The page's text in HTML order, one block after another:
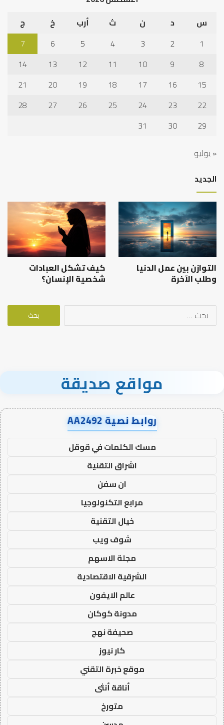
س
د ن ث أرب خ
ج
1
2
3
4
5
6
7
8
9
10
11
12
13
14
15
16
17
18
19
20
21
22
23
24
25
26
27
28
29
30
31
« يوليو
الجديد
التوازن بين عمل الدنيا
وطلب الآخرة
كيف تشكل العبادات
شخصية الإنسان؟
البحث
مواقع صديقة
روابط نصية AA2492
مسك الكلمات في قوقل
اشراق التقنية
ان سفن
مرابع التكنولوجيا
خيال التقنية
شوف ويب
مجلة الاسهم
الشرقية الاقتصادية
عالم الايفون
مدونة كوكان
صحيفة نهج
كار نيوز
موقع خبرة التقني
أناقة أنثى
متورخ